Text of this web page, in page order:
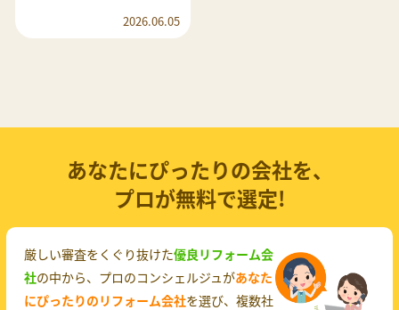
2026.06.05
あなたにぴったりの会社を、
プロが無料で選定!
厳しい審査をくぐり抜けた優良リフォーム会
社の中から、プロのコンシェルジュがあなた
にぴったりのリフォーム会社を選び、複数社